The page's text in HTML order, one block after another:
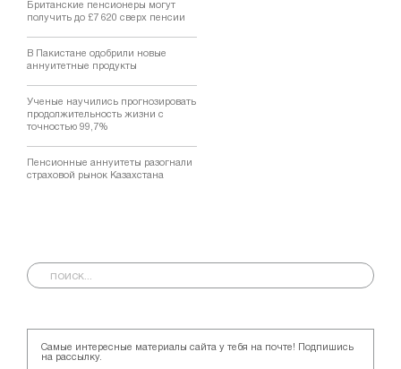
Британские пенсионеры могут
получить до £7 620 сверх пенсии
В Пакистане одобрили новые
аннуитетные продукты
Ученые научились прогнозировать
продолжительность жизни с
точностью 99,7%
Пенсионные аннуитеты разогнали
страховой рынок Казахстана
Самые интересные материалы сайта у тебя на почте! Подпишись
на рассылку.